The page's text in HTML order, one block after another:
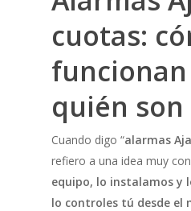
cuotas:
quién son
Cuando digo “alarmas
refiero a una idea muy
equipo, lo instalamos y
lo controles tú desde el